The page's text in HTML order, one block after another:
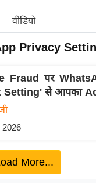
वीडियो
Privacy
Fraud पर
Setting' से आपका
2026
More...